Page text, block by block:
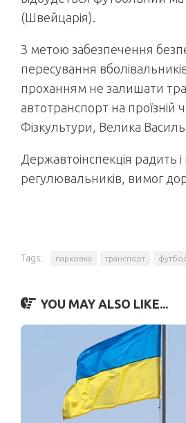
(Швейцарія).
З метою забезпечення
пересування
проханням не залишати
автотранспорт на проїзній
Фізкультури, Велика
Державтоінспекція радить
регулювальників, вимог
Tags: парковка транспорт
YOU MAY ALSO LIKE...